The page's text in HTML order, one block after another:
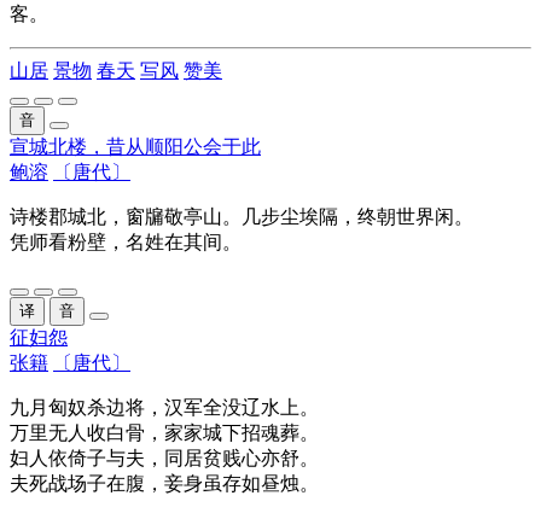
客。
山居 景物 春天 写风 赞美
音
宣城北楼，昔从顺阳公会于此
鲍溶
〔唐代〕
诗楼郡城北，窗牖敬亭山。几步尘埃隔，终朝世界闲。
凭师看粉壁，名姓在其间。
译 音
征妇怨
张籍
〔唐代〕
九月匈奴杀边将，汉军全没辽水上。
万里无人收白骨，家家城下招魂葬。
妇人 依倚子与夫， 同居贫贱心亦舒。
夫死战场子在腹，妾身虽存如昼烛。